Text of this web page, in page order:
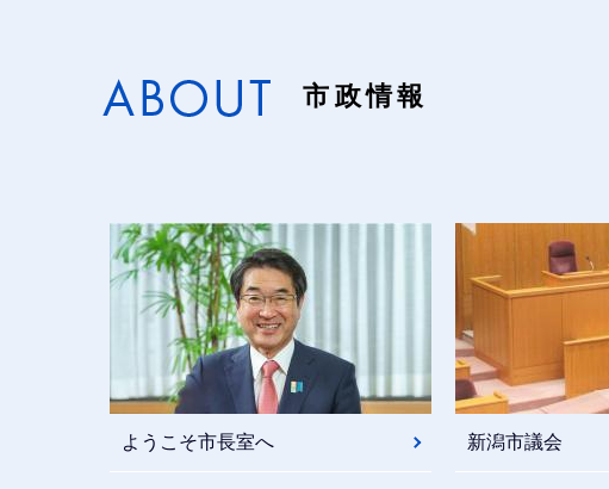
市政情報
ようこそ市長室へ 新潟市議会